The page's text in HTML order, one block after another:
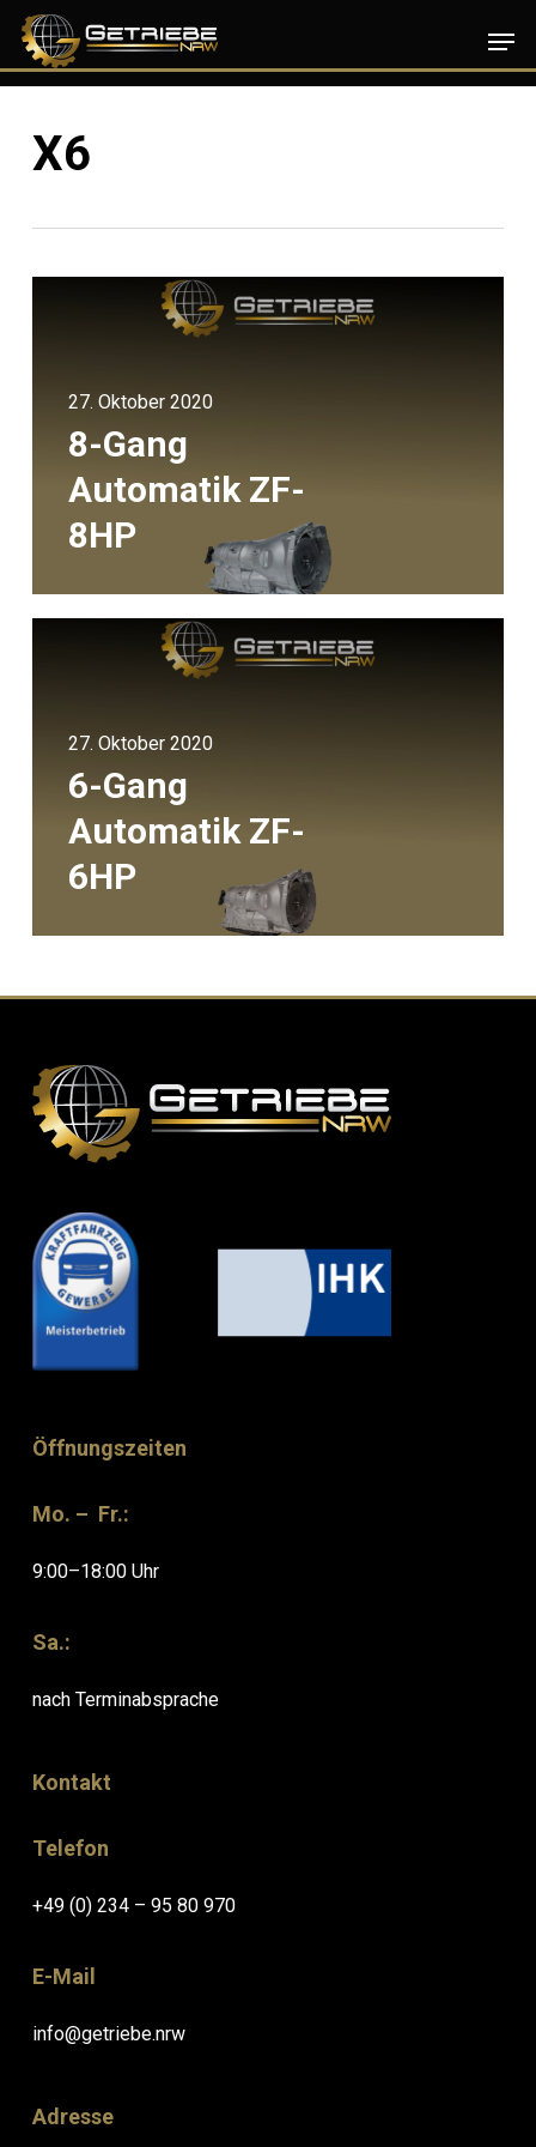
Skip
main
contentX6
27. Oktober 2020
8-Gang
Automatik ZF-
8HP
27. Oktober 2020
6-Gang
Automatik ZF-
6HP
Öffnungszeiten
Mo. – Fr.:
9:00–18:00 Uhr
Sa.:
nach Terminabsprache
Kontakt
Telefon
+49 (0) 234 – 95 80 970
E-Mail
info@getriebe.nrw
Adresse